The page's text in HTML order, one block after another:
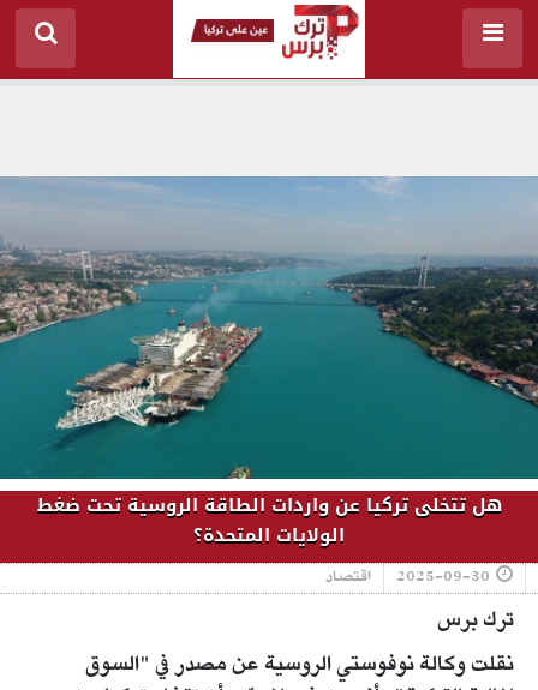
هل تتخلى تركيا عن واردات الطاقة الروسية تحت ضغط
الولايات المتحدة؟
2025-09-30 اقتصاد
ترك برس
نقلت وكالة نوفوستي الروسية عن مصدر في "السوق